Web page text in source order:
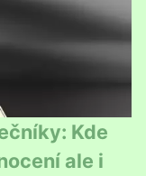
Kde
ale i